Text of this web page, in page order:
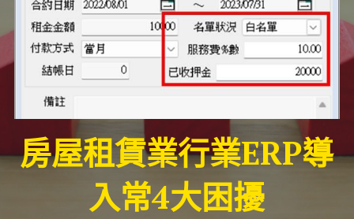
房屋租賃業行業ERP導
入常4大困擾